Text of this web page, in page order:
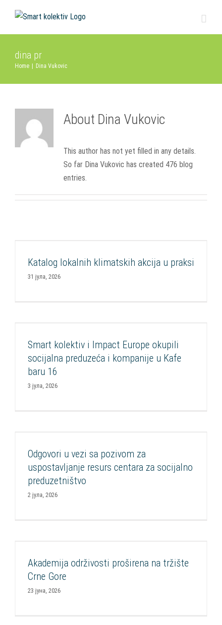
content
dina pr
Home Dina Vukovic
About Dina Vukovic
This author has not yet filled in any details.
So far Dina Vukovic has created 476 blog
entries.
Aktuelnosti Klimatske promene Mediateka Publikacije
Katalog lokalnih klimatskih akcija u praksi
31 јула, 2026
Aktuelnosti Programi podrške socijalnim preduzećima
socijalnih inovacija
Socijalna nabavka
Smart kolektiv i Impact Europe okupili
socijalna preduzeća i kompanije u Kafe
baru 16
3 јула, 2026
Aktuelnosti Konkursi Podrška OCD Razvoj socijalnih
inovacija Resurs centri za socijalna preduzeća
Odgovori u vezi sa pozivom za
uspostavljanje resurs centara za socijalno
preduzetništvo
2 јула, 2026
Aktuelnosti Podrška kompanijama
Akademija održivosti proširena na tržište
Crne Gore
23 јуна, 2026